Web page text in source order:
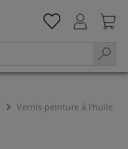
Vernis peinture à l'huile